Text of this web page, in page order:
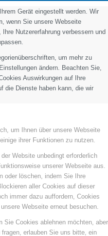
Gerät eingestellt werden. Wir
wenn Sie unsere Webseite
Nutzererfahrung verbessern und
um mehr zu
ändern. Beachten Sie,
Auswirkungen auf Ihre
die Dienste haben kann, die wir
um Ihnen über unsere Webseite
ihrer Funktionen zu nutzen.
Website unbedingt erforderlich
unserer Webseite aus.
oder löschen, indem Sie Ihre
aller Cookies auf dieser
immer dazu auffordern, Cookies
Webseite erneut besuchen.
Sie Cookies ablehnen möchten, aber
erlauben Sie uns bitte, ein